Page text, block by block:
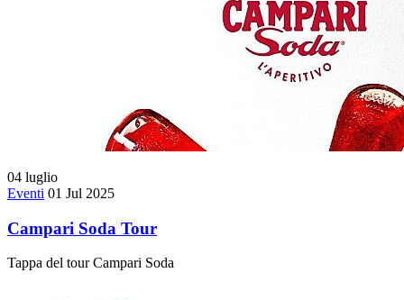
04 luglio
Eventi 01 Jul 2025
Campari Soda Tour
Tappa del tour Campari Soda